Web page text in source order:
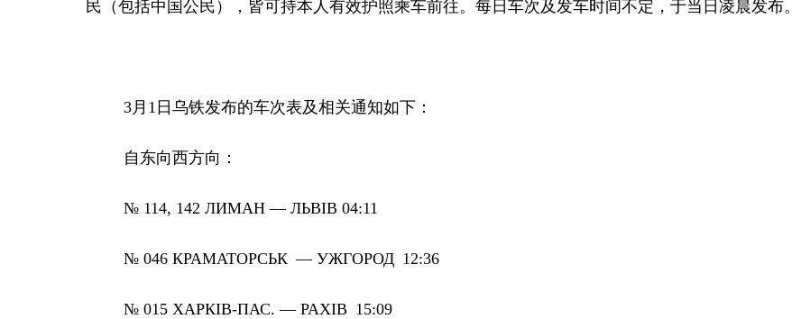
民（包括中国公民），皆可持本人有效护照乘车前往。每日车次及发车时间不定，于当日凌晨发布。
3月1日 乌铁发布的车次表及相关通知如下：
自东向西方向 ：
№ 114, 142 ЛИМАН — ЛЬВІВ 04:11
№ 046 КРАМАТОРСЬК — УЖГОРОД 12:36
№ 015 ХАРКІВ-ПАС. — РАХІВ 15:09